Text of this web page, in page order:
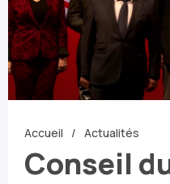
Accueil Actualités
Conseil